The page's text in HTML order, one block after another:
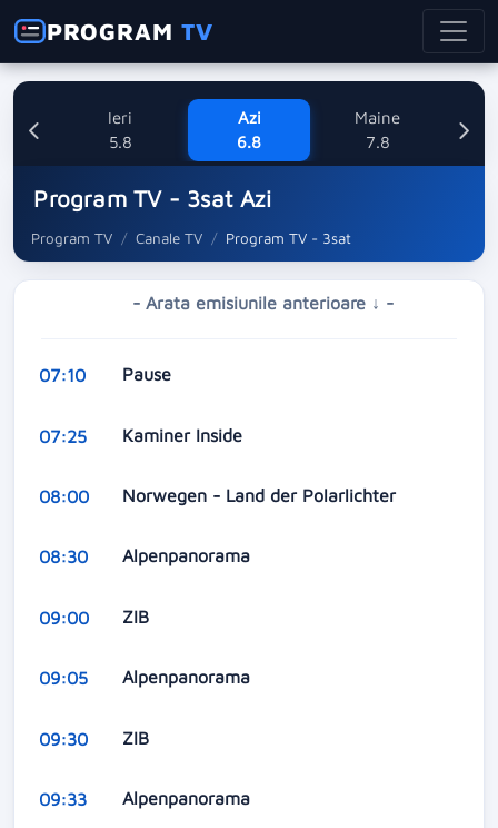
PROGRAMTV
Ieri
5.8
Azi
6.8
Maine
7.8
Program TV - 3sat Azi
Program TV Canale TV Program TV - 3sat
- Arata emisiunile anterioare ↓ -
07:10 Pause
07:25 Kaminer Inside
08:00 Norwegen - Land der Polarlichter
08:30 Alpenpanorama
09:00 ZIB
09:05 Alpenpanorama
09:30 ZIB
09:33 Alpenpanorama